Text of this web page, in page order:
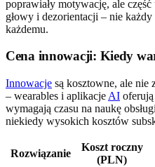
poprawiały motywację, ale
głowy i dezorientacji – nie
każdemu.
Cena innowacji: Kiedy
Innowacje są kosztowne, ale nie
– wearables i aplikacje AI
wymagają czasu na naukę
niekiedy wysokich kosztów
Rozwiązanie
Koszt roczny
(PLN)